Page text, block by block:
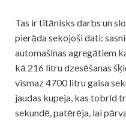
Tas ir titānisks darbs un
pierāda sekojoši dati:
automašīnas agregātiem
kā 216 litru dzesēšanas
vismaz 4700 litru gaisa
jaudas kupeja, kas tobrīd
sekundē, patērēja, lai